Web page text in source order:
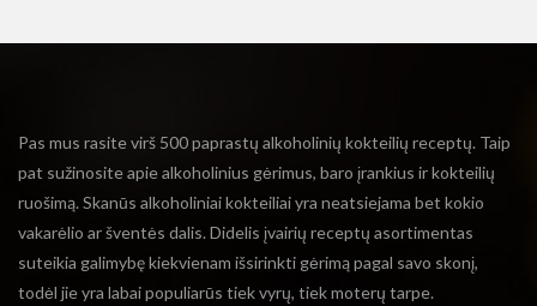
Pas mus rasite virš 500 paprastų alkoholinių kokteilių receptų. Taip
pat sužinosite apie alkoholinius gėrimus, baro įrankius ir kokteilių
ruošimą. Skanūs alkoholiniai kokteiliai yra neatsiejama bet kokio
vakarėlio ar šventės dalis. Didelis įvairių receptų asortimentas
suteikia galimybę kiekvienam išsirinkti gėrimą pagal savo skonį,
todėl jie yra labai populiarūs tiek vyrų, tiek moterų tarpe.